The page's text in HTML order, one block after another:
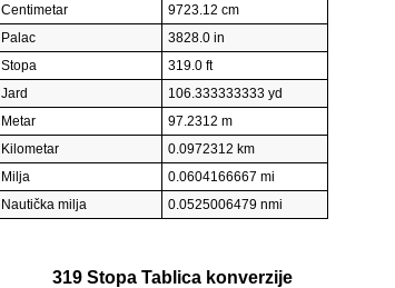
Centimetar
9723.12 cm
Palac
3828.0 in
Stopa
319.0 ft
Jard
106.333333333 yd
Metar
97.2312 m
Kilometar
0.0972312 km
Milja
0.0604166667 mi
Nautička milja
0.0525006479 nmi
319 Stopa Tablica konverzije